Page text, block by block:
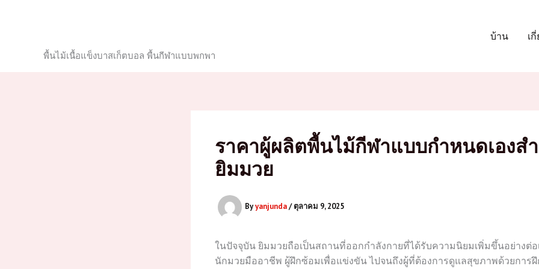
พื้นไม้เนื้อแข็งบาสเก็ตบอล พื้นกีฬาแบบพกพา
บ้าน เ
ราคาผู้ผลิตพื้นไม้กีฬาแบบกำหนดเองส
ยิมมวย
Byyanjunda/ตุลาคม 9, 2025
ในปัจจุบัน ยิมมวยถือเป็นสถานที่ออกกำลังกายที่ได้รับความนิยมเพิ่มขึ้นอย่างต่อ
นักมวยมืออาชีพ ผู้ฝึกซ้อมเพื่อแข่งขัน ไปจนถึงผู้ที่ต้องการดูแลสุขภาพด้วยการ